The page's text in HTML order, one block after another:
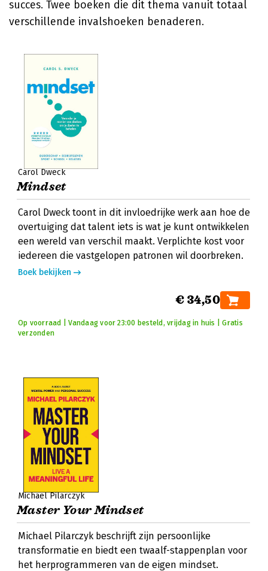
succes. Twee boeken die dit thema vanuit totaal
verschillende invalshoeken benaderen.
Carol Dweck
Mindset
Carol Dweck toont in dit invloedrijke werk aan hoe de
overtuiging dat talent iets is wat je kunt ontwikkelen
een wereld van verschil maakt. Verplichte kost voor
iedereen die vastgelopen patronen wil doorbreken.
Boek bekijken
€ 34,50
Op voorraad | Vandaag voor 23:00 besteld, vrijdag in huis | Gratis
verzonden
Michael Pilarczyk
Master Your Mindset
Michael Pilarczyk beschrijft zijn persoonlijke
transformatie en biedt een twaalf-stappenplan voor
het herprogrammeren van de eigen mindset.